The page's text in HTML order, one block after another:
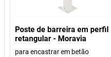
Poste de barreira em perfil
retangular - Moravia
para encastrar em betão